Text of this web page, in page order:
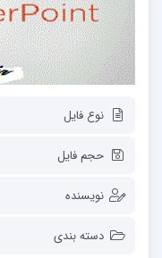
نوع فایل
حجم فایل
نویسنده
دسته بندی